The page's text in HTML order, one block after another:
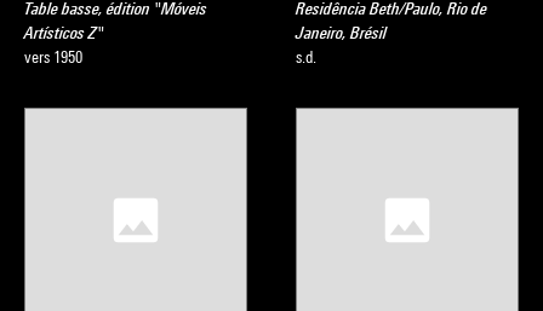
Table basse, édition "Móveis
Artísticos Z"
vers 1950
Residência Beth/Paulo, Rio de
Janeiro, Brésil
s.d.